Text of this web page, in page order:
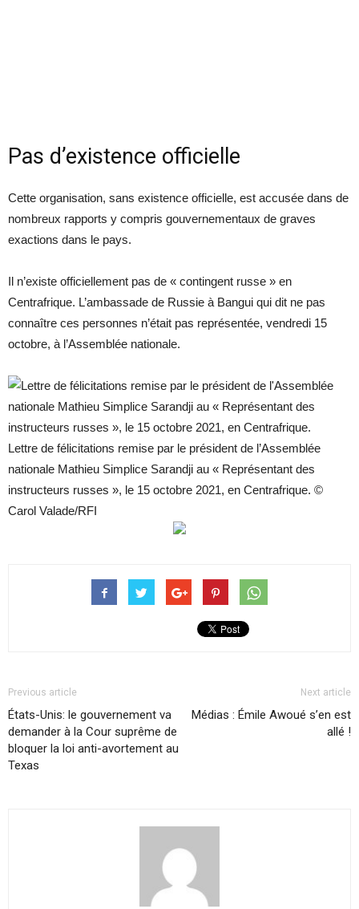
Pas d’existence officielle
Cette organisation, sans existence officielle, est accusée dans de
nombreux rapports y compris gouvernementaux de graves
exactions dans le pays.
Il n’existe officiellement pas de « contingent russe » en
Centrafrique. L’ambassade de Russie à Bangui qui dit ne pas
connaître ces personnes n’était pas représentée, vendredi 15
octobre, à l’Assemblée nationale.
Lettre de félicitations remise par le président de l’Assemblée
nationale Mathieu Simplice Sarandji au « Représentant des
instructeurs russes », le 15 octobre 2021, en Centrafrique. ©
Carol Valade/RFI
Previous article
États-Unis: le gouvernement va
demander à la Cour suprême de
bloquer la loi anti-avortement au
Texas
Next article
Médias : Émile Awoué s’en est
allé !